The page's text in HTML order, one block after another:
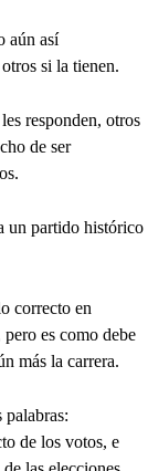
aún así
si la tienen.
responden, otros
de ser
un partido histórico
correcto en
es como debe
más la carrera.
palabras:
de los votos, e